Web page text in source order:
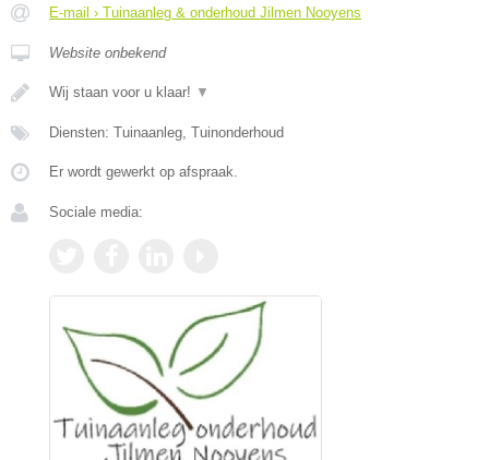
E-mail › Tuinaanleg & onderhoud Jilmen Nooyens
Website onbekend
Wij staan voor u klaar! ▼
Diensten: Tuinaanleg, Tuinonderhoud
Er wordt gewerkt op afspraak.
Sociale media: